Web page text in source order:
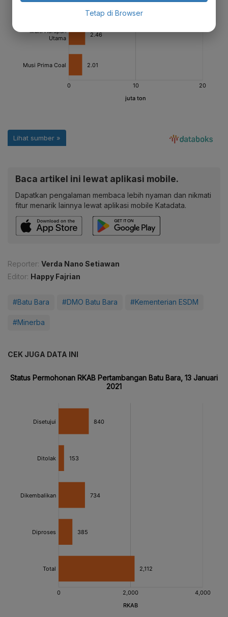
Baca artikel ini lewat aplikasi mobile.
Dapatkan pengalaman membaca lebih nyaman dan nikmati
fitur menarik lainnya lewat aplikasi mobile Katadata.
Reporter: Verda Nano Setiawan
Editor: Happy Fajrian
#Batu Bara #DMO Batu Bara #Kementerian ESDM
#Minerba
CEK JUGA DATA INI
Tetap di Browser